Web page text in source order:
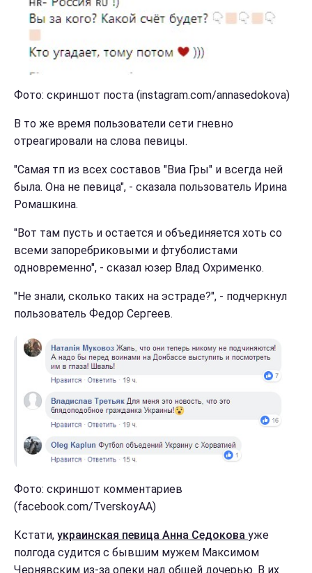
Фото: скриншот поста (instagram.com/annasedokova)
В то же время пользователи сети гневно
отреагировали на слова певицы.
"Самая тп из всех составов "Виа Гры" и всегда ней
была. Она не певица", - сказала пользователь Ирина
Ромашкина.
"Вот там пусть и остается и объединяется хоть со
всеми запоребриковыми и фтуболистами
одновременно", - сказал юзер Влад Охрименко.
"Не знали, сколько таких на эстраде?", - подчеркнул
пользователь Федор Сергеев.
Фото: скриншот комментариев
(facebook.com/TverskoyAA)
Кстати, украинская певица Анна Седокова уже
полгода судится с бывшим мужем Максимом
Чернявским из-за опеки над общей дочерью. В их